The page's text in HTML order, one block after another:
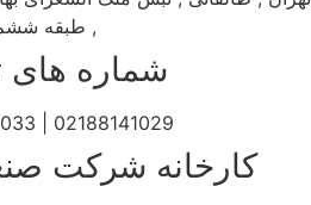
, طبقه
شماره های
02188141029 | 02188141033
کارخانه شرکت